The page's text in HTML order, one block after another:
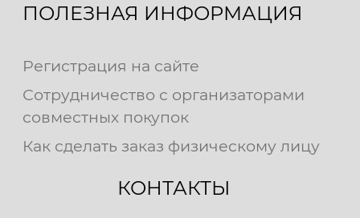
ПОЛЕЗНАЯ ИНФОРМАЦИЯ
Регистрация на сайте
Сотрудничество с организаторами
совместных покупок
Как сделать заказ физическому лицу
КОНТАКТЫ